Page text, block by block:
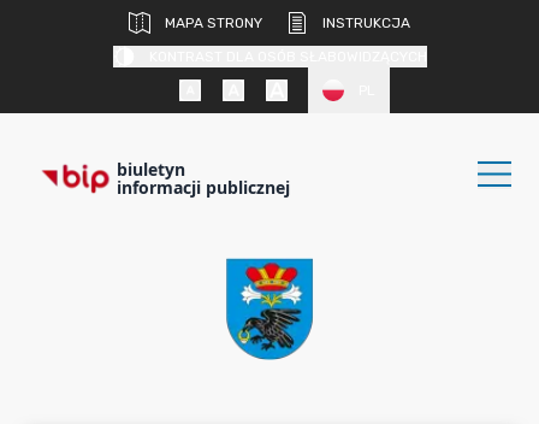
MAPA STRONY
INSTRUKCJA
biuletyn
informacji publicznej